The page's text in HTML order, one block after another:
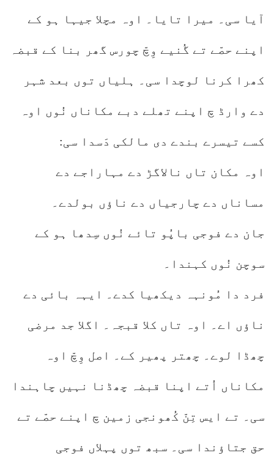
آیا سی۔ میرا تایا۔ اوہ مچلا جیہا ہو کے
اپنے حصّے تے گُنیے وِچّ چورس گھر بنا کے قبضہ
کھرا کرنا لوچدا سی۔ ہلیاں توں بعد شہر
دے وارڈ چ اپنے تھلے دبے مکاناں نُوں اوہ
کسے تیسرے بندے دی مالکی دَسدا سی:
اوہ مکان تاں نالاگڑ دے مہاراجے دے
مساناں دے چارجیاں دے ناؤں بولدے۔
جان دے فوجی باپُو تائے نُوں سِدھا ہو کے
سوچن نُوں کہندا۔
فرد دا مُونہہ دیکھیا کدے۔ ایہہ بائی دے
ناؤں اے۔ اوہ تاں کلا قبجہ۔ اگلا جد مرضی
چھڈا لوے۔ چھتر پھیر کے۔ اصل وِچّ اوہ
مکاناں اُتے اپنا قبضہ چھڈنا نہیں چاہندا
سی۔ تے ایس تِنّ کُھونجی زمین چ اپنے حصّے تے
حق جتاؤندا سی۔ سبھ توں پہلاں فوجی